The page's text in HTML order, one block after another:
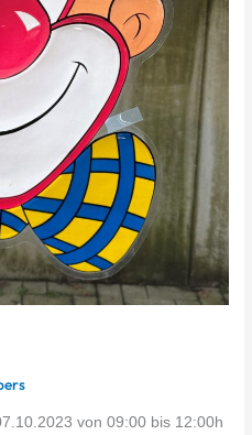
von 09:00 bis 12:00h